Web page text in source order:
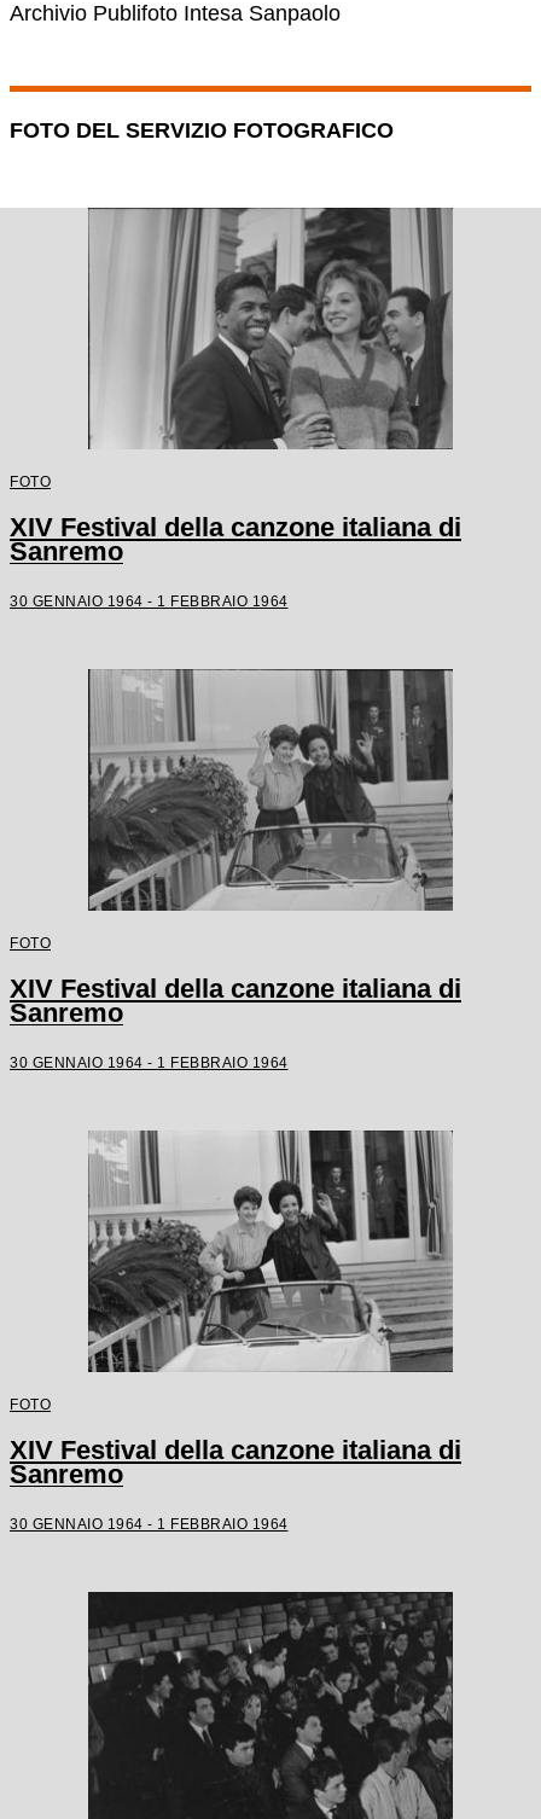
Archivio Publifoto Intesa Sanpaolo
FOTO DEL SERVIZIO FOTOGRAFICO
FOTO
XIV Festival della canzone italiana di
Sanremo
30 GENNAIO 1964 - 1 FEBBRAIO 1964
FOTO
XIV Festival della canzone italiana di
Sanremo
30 GENNAIO 1964 - 1 FEBBRAIO 1964
FOTO
XIV Festival della canzone italiana di
Sanremo
30 GENNAIO 1964 - 1 FEBBRAIO 1964